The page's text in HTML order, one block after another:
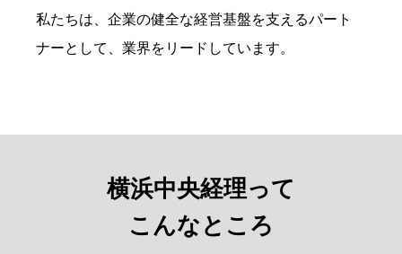
私たちは、企業の健全な経営基盤を支えるパート
ナーとして、業界をリードしています。
横浜中央経理って
こんなところ